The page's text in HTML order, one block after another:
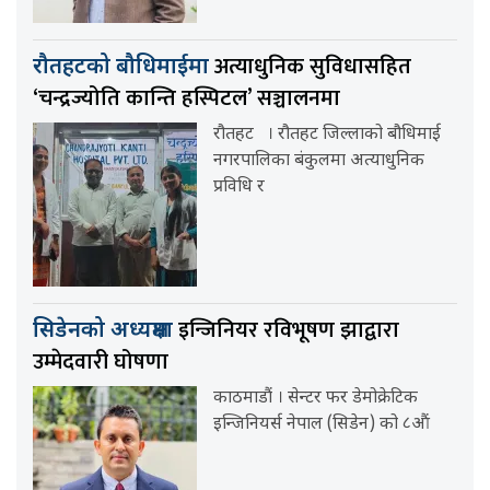
रौतहटको बौधिमाईमाअत्याधुनिक सुविधासहित
‘चन्द्रज्योति कान्ति हस्पिटल’ सञ्चालनमा
रौतहट । रौतहट जिल्लाको बौधिमाई
नगरपालिका बंकुलमा अत्याधुनिक
प्रविधि र
सिडेनको अध्यक्षमाइन्जिनियर रविभूषण झाद्वारा
उम्मेदवारी घोषणा
काठमाडौं । सेन्टर फर डेमोक्रेटिक
इन्जिनियर्स नेपाल (सिडेन) को ८औं